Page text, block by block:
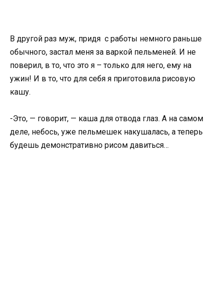
В другой раз муж, придя с работы немного раньше
обычного, застал меня за варкой пельменей. И не
поверил, в то, что это я – только для него, ему на
ужин! И в то, что для себя я приготовила рисовую
кашу.
-Это, — говорит, — каша для отвода глаз. А на самом
деле, небось, уже пельмешек накушалась, а теперь
будешь демонстративно рисом давиться…